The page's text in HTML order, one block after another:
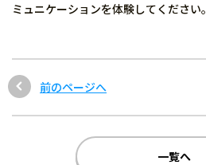
ミュニケーションを体験してください。
前のページへ
一覧へ